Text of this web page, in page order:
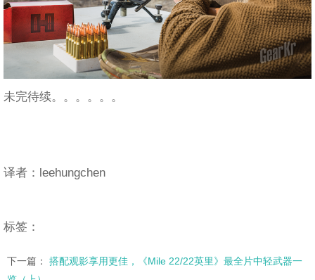
未完待续。。。。。。
译者：leehungchen
标签：
下一篇： 搭配观影享用更佳，《Mile 22/22英里》最全片中轻武器一